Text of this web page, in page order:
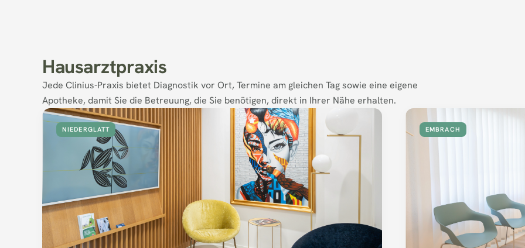
Hausarztpraxis
Jede Clinius-Praxis bietet Diagnostik vor Ort, Termine am gleichen Tag sowie eine eigene
Apotheke, damit Sie die Betreuung, die Sie benötigen, direkt in Ihrer Nähe erhalten.
NIEDERGLATT EMBRACH